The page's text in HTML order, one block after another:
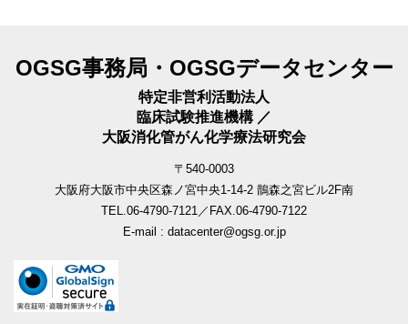
OGSG事務局・OGSGデータセンター
特定非営利活動法人
臨床試験推進機構 ／
大阪消化管がん化学療法研究会
〒540-0003
大阪府大阪市中央区森ノ宮中央1-14-2 鵲森之宮ビル2F南
TEL.06-4790-7121／FAX.06-4790-7122
E-mail : datacenter@ogsg.or.jp